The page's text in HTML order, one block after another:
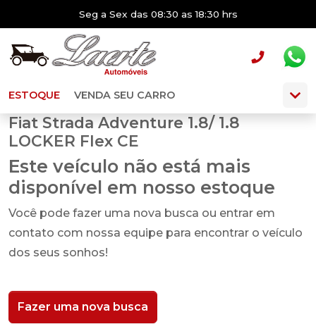
Seg a Sex das 08:30 as 18:30 hrs
ESTOQUE VENDA SEU CARRO
Fiat Strada Adventure 1.8/ 1.8
LOCKER Flex CE
Este veículo não está mais
disponível em nosso estoque
Você pode fazer uma nova busca ou entrar em
contato com nossa equipe para encontrar o veículo
dos seus sonhos!
Fazer uma nova busca